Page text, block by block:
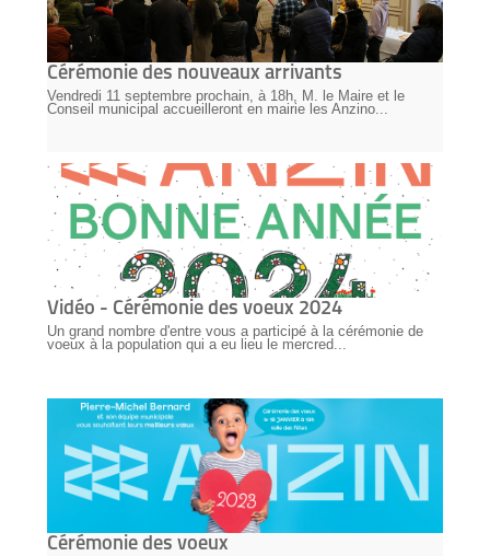
Cérémonie des nouveaux arrivants
Vendredi 11 septembre prochain, à 18h, M. le Maire et le
Conseil municipal accueilleront en mairie les Anzino...
Vidéo - Cérémonie des voeux 2024
Un grand nombre d'entre vous a participé à la cérémonie de
voeux à la population qui a eu lieu le mercred...
Cérémonie des voeux